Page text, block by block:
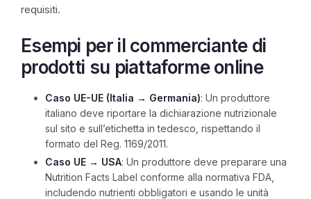
requisiti.
Esempi per il commerciante di
prodotti su piattaforme online
Caso UE-UE (Italia → Germania): Un produttore
italiano deve riportare la dichiarazione nutrizionale
sul sito e sull’etichetta in tedesco, rispettando il
formato del Reg. 1169/2011.
Caso UE → USA: Un produttore deve preparare una
Nutrition Facts Label conforme alla normativa FDA,
includendo nutrienti obbligatori e usando le unità